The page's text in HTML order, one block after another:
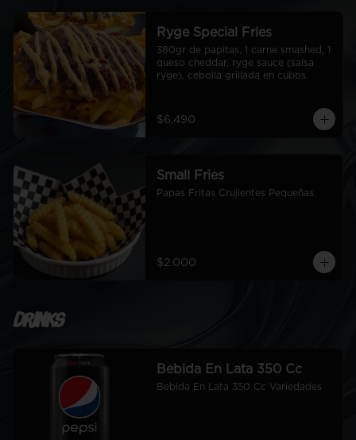
Ryge Special Fries
380gr de papitas, 1 carne smashed, 1
queso cheddar, ryge sauce (salsa
ryge), cebolla grillada en cubos.
$6.490
Small Fries
Papas Fritas Crujientes Pequeñas.
$2.000
Drinks
Bebida En Lata 350 Cc
Bebida En Lata 350 Cc Variedades